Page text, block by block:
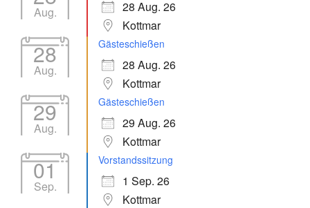
Aug.
28 Aug. 26
Kottmar
28
Aug.
Gästeschießen
28 Aug. 26
Kottmar
29
Aug.
Gästeschießen
29 Aug. 26
Kottmar
01
Sep.
Vorstandssitzung
1 Sep. 26
Kottmar